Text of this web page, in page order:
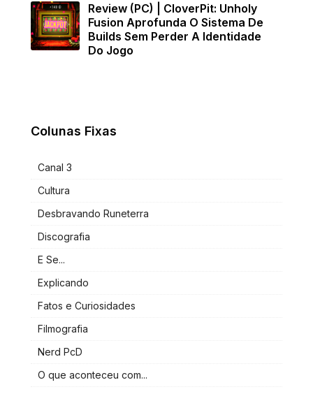
Review (PC) | CloverPit: Unholy
Fusion Aprofunda O Sistema De
Builds Sem Perder A Identidade
Do Jogo
Colunas Fixas
Canal 3
Cultura
Desbravando Runeterra
Discografia
E Se...
Explicando
Fatos e Curiosidades
Filmografia
Nerd PcD
O que aconteceu com...